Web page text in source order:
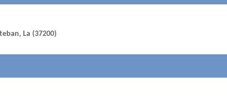
La (37200)